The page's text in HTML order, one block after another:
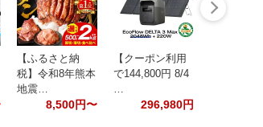
【ふるさと納
税】令和8年熊本
地震…
8,500円〜
【クーポン利用
で144,800円 8/4
…
296,980円